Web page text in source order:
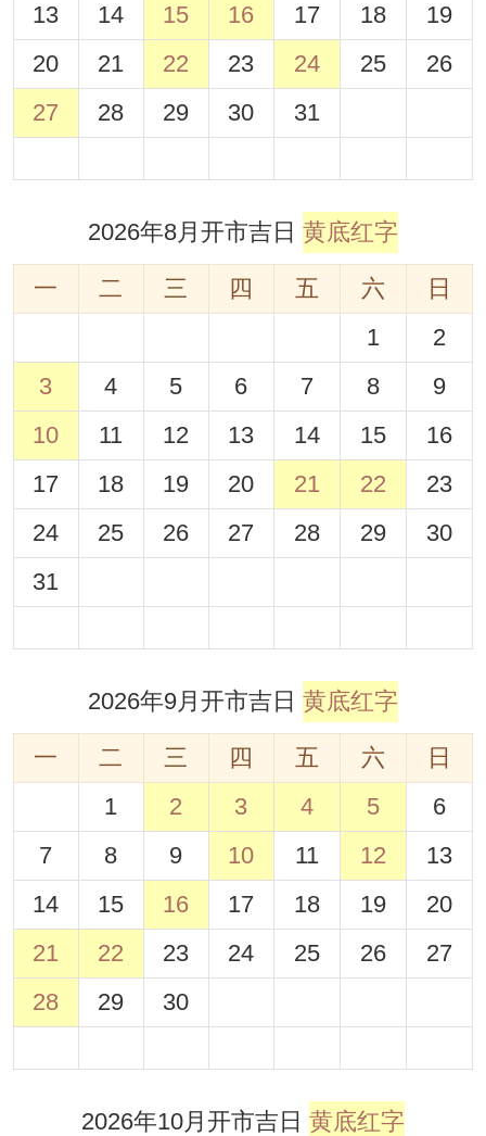
13
14 15 16 17 18
19
20
21 22 23 24 25
26
27
28 29 30 31
2026年8月开市吉日 黄底红字
一 二 三 四 五 六
日
1
2
3
4 5 6 7 8
9
10
11 12 13 14 15
16
17
18 19 20 21 22
23
24
25 26 27 28 29
30
31
2026年9月开市吉日 黄底红字
一 二 三 四 五 六
日
1
2 3 4 5
6
7
8 9 10 11 12
13
14
15 16 17 18 19
20
21
22 23 24 25 26
27
28
29 30
2026年10月开市吉日 黄底红字